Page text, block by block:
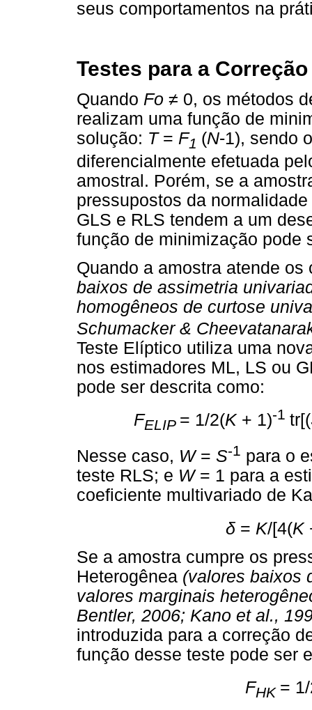
seus comportamentos na
Testes para a
Quando Fo ≠ 0, os métodos
realizam uma função de
solução: T = F1 (N-1), sendo
diferencialmente efetuada
amostral. Porém, se a
pressupostos da
GLS e RLS tendem a um
função de minimização pode
Quando a amostra atende
baixos de assimetria
homogêneos de curtose
Schumacker &
Teste Elíptico utiliza uma
nos estimadores ML, LS ou
pode ser descrita como:
FELIP = 1/2(K + 1)-1 tr[(
Nesse caso, W = S-1 para o
teste RLS; e W = 1 para a
coeficiente multivariado de
δ = K/[4(K
Se a amostra cumpre os
Heterogênea (valores baixos
valores marginais
Bentler, 2006; Kano et al.,
introduzida para a correção
função desse teste pode ser
FHK =